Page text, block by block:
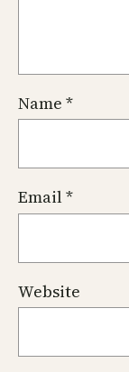
Name *
Email*
Website